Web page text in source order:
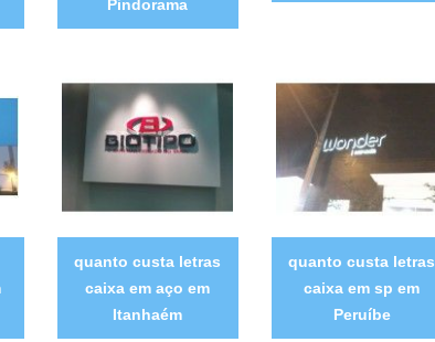
Pindorama
quanto custa letras
caixa em aço em
Itanhaém
quanto custa letras
caixa em sp em
Peruíbe